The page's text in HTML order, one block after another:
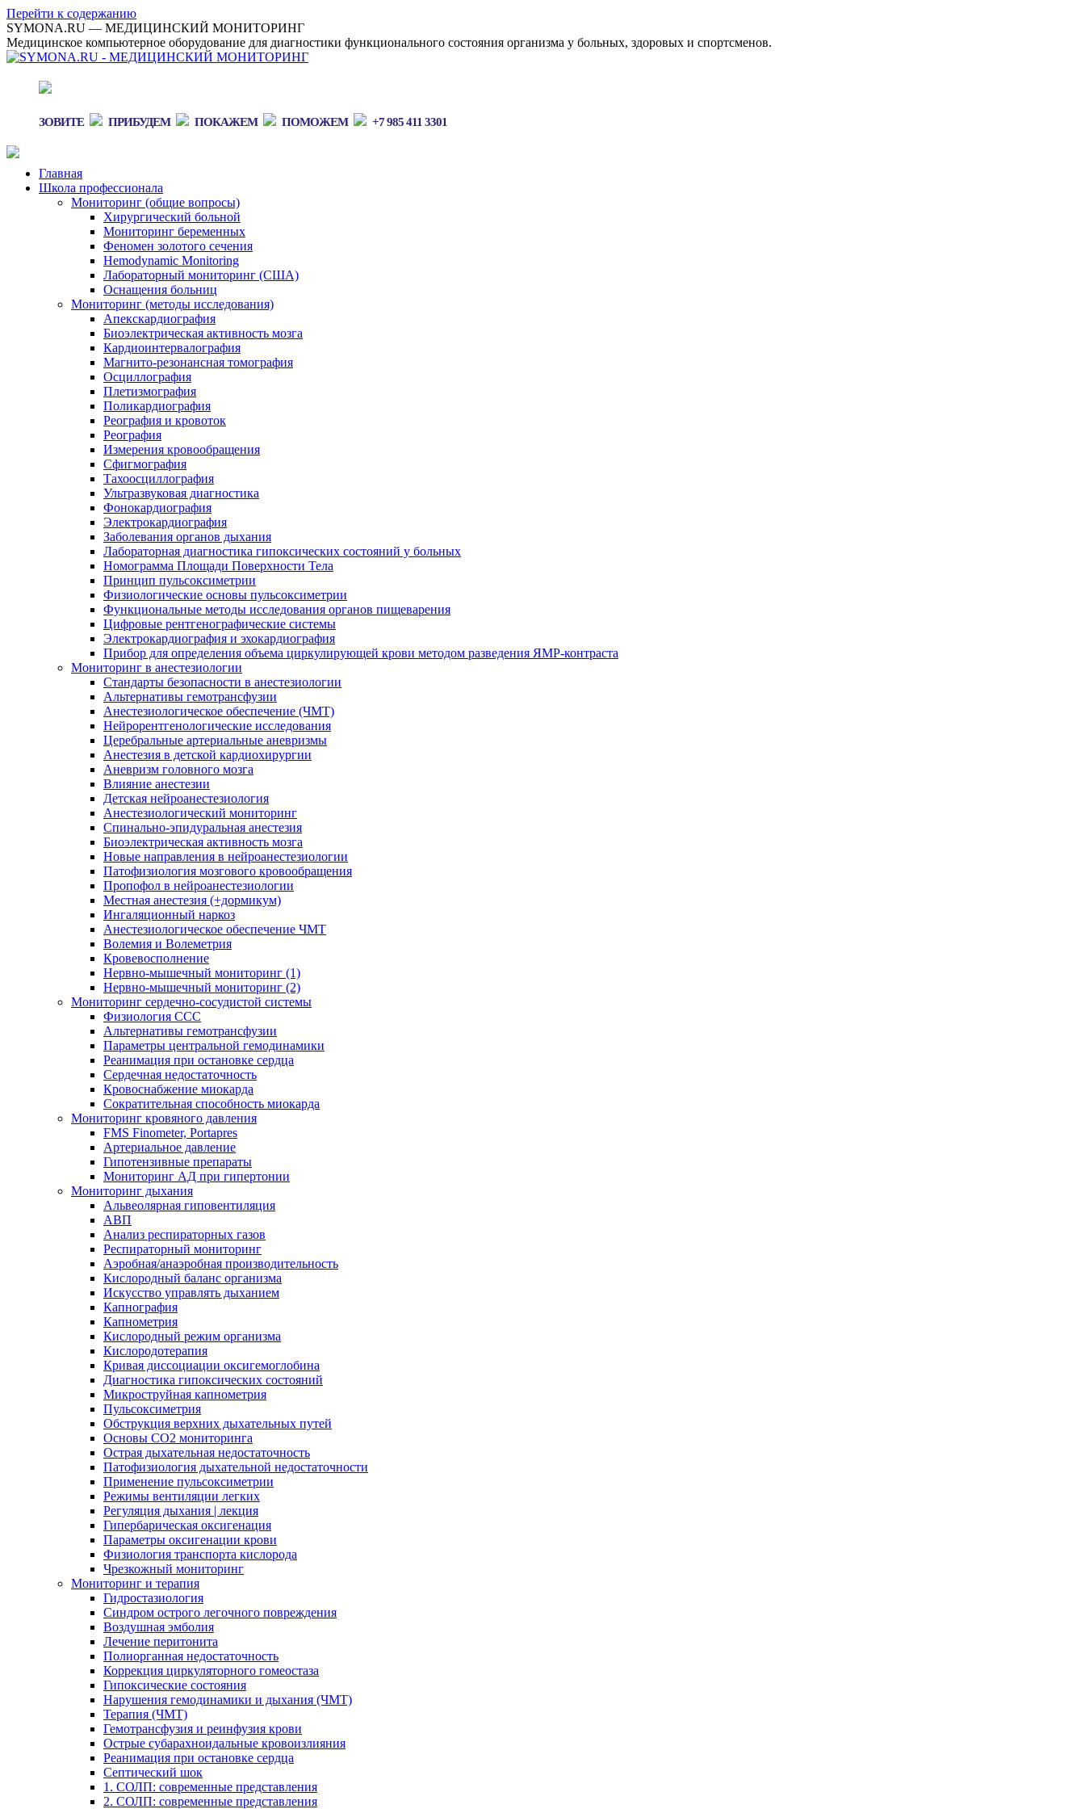
Перейти к содержанию
SYMONA.RU — МЕДИЦИНСКИЙ МОНИТОРИНГ
Медицинское компьютерное оборудование для диагностики функционального состояния организма у больных, здоровых и спортсменов.
ЗОВИТЕ ПРИБУДЕМ ПОКАЖЕМ ПОМОЖЕМ +7 985 411 3301
Главная
Школа профессионала
Мониторинг (общие вопросы)
Хирургический больной
Мониторинг беременных
Феномен золотого сечения
Hemodynamic Monitoring
Лабораторный мониторинг (США)
Оснащения больниц
Мониторинг (методы исследования)
Апекскардиография
Биоэлектрическая активность мозга
Кардиоинтервалография
Магнито-резонансная томография
Осциллография
Плетизмография
Поликардиография
Реография и кровоток
Реография
Измерения кровообращения
Сфигмография
Тахоосциллография
Ультразвуковая диагностика
Фонокардиография
Электрокардиография
Заболевания органов дыхания
Лабораторная диагностика гипоксических состояний у больных
Номограмма Площади Поверхности Тела
Принцип пульсоксиметрии
Физиологические основы пульсоксиметрии
Функциональные методы исследования органов пищеварения
Цифровые рентгенографические системы
Электрокардиография и эхокардиография
Прибор для определения объема циркулирующей крови методом разведения ЯМР-контраста
Мониторинг в анестезиологии
Стандарты безопасности в анестезиологии
Альтернативы гемотрансфузии
Анестезиологическое обеспечение (ЧМТ)
Нейрорентгенологические исследования
Церебральные артериальные аневризмы
Анестезия в детской кардиохирургии
Аневризм головного мозга
Влияние анестезии
Детская нейроанестезиология
Анестезиологический мониторинг
Спинально-эпидуральная анестезия
Биоэлектрическая активность мозга
Новые направления в нейроанестезиологии
Патофизиология мозгового кровообращения
Пропофол в нейроанестезиологии
Местная анестезия (+дормикум)
Ингаляционный наркоз
Анестезиологическое обеспечение ЧМТ
Волемия и Волеметрия
Кровевосполнение
Нервно-мышечный мониторинг (1)
Нервно-мышечный мониторинг (2)
Мониторинг сердечно-сосудистой системы
Физиология ССС
Альтернативы гемотрансфузии
Параметры центральной гемодинамики
Реанимация при остановке сердца
Сердечная недостаточность
Кровоснабжение миокарда
Сократительная способность миокарда
Мониторинг кровяного давления
FMS Finometer, Portapres
Артериальное давление
Гипотензивные препараты
Мониторинг АД при гипертонии
Мониторинг дыхания
Альвеолярная гиповентиляция
АВП
Анализ респираторных газов
Респираторный мониторинг
Аэробная/анаэробная производительность
Кислородный баланс организма
Искусство управлять дыханием
Капнография
Капнометрия
Кислородный режим организма
Кислородотерапия
Кривая диссоциации оксигемоглобина
Диагностика гипоксических состояний
Микроструйная капнометрия
Пульсоксиметрия
Обструкция верхних дыхательных путей
Основы СО2 мониторинга
Острая дыхательная недостаточность
Патофизиология дыхательной недостаточности
Применение пульсоксиметрии
Режимы вентиляции легких
Регуляция дыхания | лекция
Гипербарическая оксигенация
Параметры оксигенации крови
Физиология транспорта кислорода
Чрезкожный мониторинг
Мониторинг и терапия
Гидростазиология
Cиндром острого легочного повреждения
Воздушная эмболия
Лечение перитонита
Полиорганная недостаточность
Коррекция циркуляторного гомеостаза
Гипоксические состояния
Нарушения гемодинамики и дыхания (ЧМТ)
Терапия (ЧМТ)
Гемотрансфузия и реинфузия крови
Острые субарахноидальные кровоизлияния
Реанимация при остановке сердца
Септический шок
1. СОЛП: современные представления
2. СОЛП: современные представления